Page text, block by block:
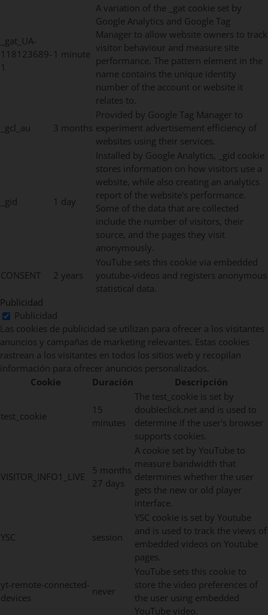
_gat_UA-
118123689-
1
1 minute
A variation of the _gat cookie set by
Google Analytics and Google Tag
Manager to allow website owners to track
visitor behaviour and measure site
performance. The pattern element in the
name contains the unique identity
number of the account or website it
relates to.
_gcl_au 3 months
Provided by Google Tag Manager to
experiment advertisement efficiency of
websites using their services.
_gid 1 day
Installed by Google Analytics, _gid cookie
stores information on how visitors use a
website, while also creating an analytics
report of the website's performance.
Some of the data that are collected
include the number of visitors, their
source, and the pages they visit
anonymously.
CONSENT 2 years
YouTube sets this cookie via embedded
youtube-videos and registers anonymous
statistical data.
Publicidad
Publicidad
Las cookies de publicidad se utilizan para ofrecer a los visitantes
anuncios y campañas de marketing relevantes. Estas cookies
rastrean a los visitantes en todos los sitios web y recopilan
información para ofrecer anuncios personalizados.
Cookie
Duración Descripción
test_cookie
15
minutes
The test_cookie is set by
doubleclick.net and is used to
determine if the user's browser
supports cookies.
VISITOR_INFO1_LIVE
5 months
27 days
A cookie set by YouTube to
measure bandwidth that
determines whether the user
gets the new or old player
interface.
YSC session
YSC cookie is set by Youtube
and is used to track the views of
embedded videos on Youtube
pages.
yt-remote-connected-
devices
never
YouTube sets this cookie to
store the video preferences of
the user using embedded
YouTube video.